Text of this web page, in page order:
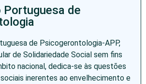
de
de Psicogerontologia-APP,
de Solidariedade Social sem fins
nacional, dedica-se às questões
inerentes ao envelhecimento e